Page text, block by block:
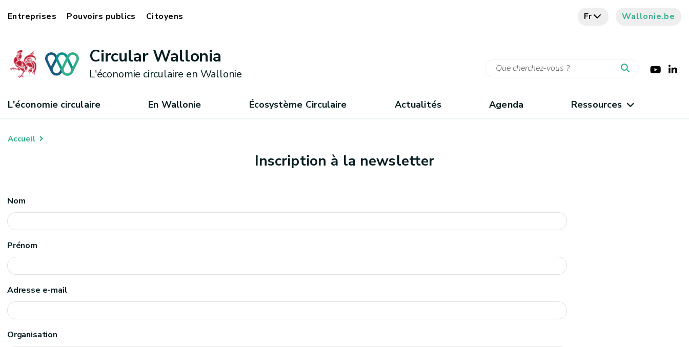
Entreprises Pouvoirs publics Citoyens Fr Wallonie.be
Circular Wallonia
L'économie circulaire en Wallonie
L'économie circulaire En Wallonie Écosystème Circulaire Actualités Agenda Ressources
Accueil
Inscription à la newsletter
Nom
Prénom
Adresse e-mail
Organisation